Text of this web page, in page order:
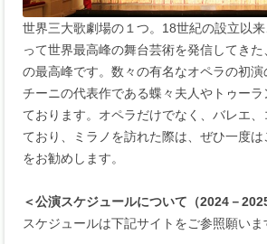
世界三大歌劇場の１つ。18世紀の設立以
って世界最高峰の舞台芸術を発信してき
の最高峰です。数々の有名なオペラの初演
チーニの代表作である蝶々夫人やトゥー
ております。オペラだけでなく、バレエ
ており、ミラノを訪れた際は、ぜひ一度は
をお勧めします。
＜公演スケジュールについて（2024－
スケジュールは下記サイトをご参照願いま